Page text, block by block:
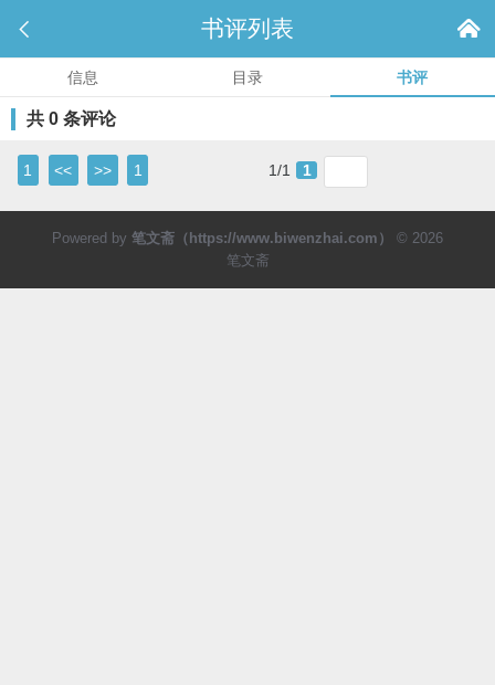
 
书评列表
信息 目录 书评
共 0 条评论
1/1
1 << 1
>> 1
Powered by 笔文斋（https://www.biwenzhai.com）
© 2026
笔文斋